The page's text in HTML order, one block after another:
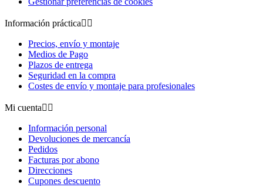
Información práctica 
Precios, envío y montaje
Medios de Pago
Plazos de entrega
Seguridad en la compra
Costes de envío y montaje para profesionales
Mi cuenta 
Información personal
Devoluciones de mercancía
Pedidos
Facturas por abono
Direcciones
Cupones descuento